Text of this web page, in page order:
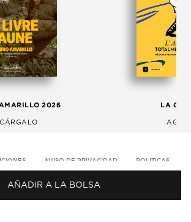
AÑADIR A LA BOLSA
2026 LA
AVISO DE PRIVACIDAD POLITICAS